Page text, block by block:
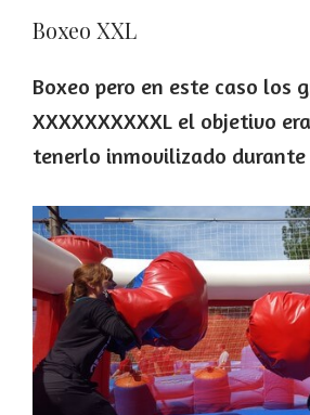
Boxeo XXL
Boxeo pero en este caso los
XXXXXXXXXXL el objetivo
tenerlo inmovilizado durante